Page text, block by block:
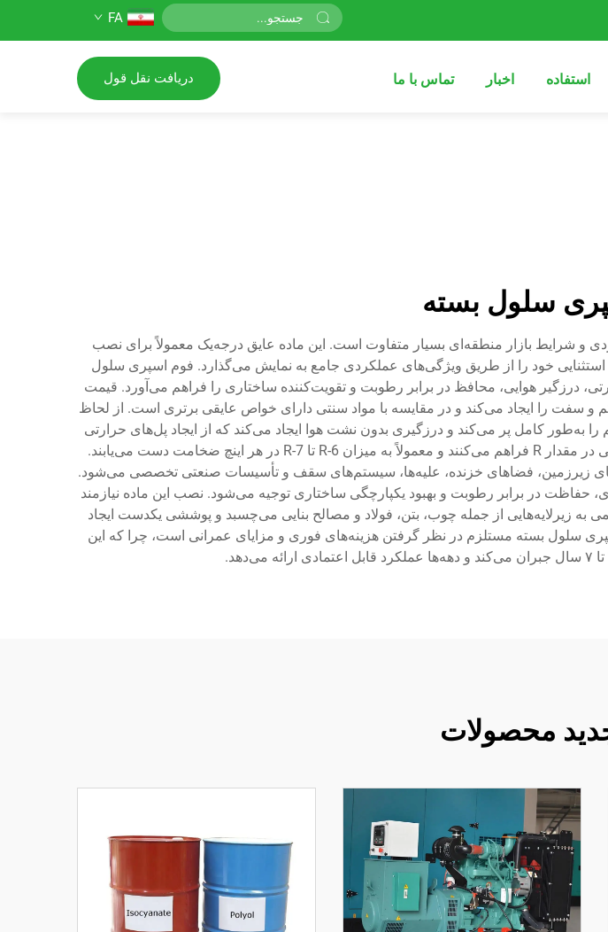
FA
استفاده اخبار تماس با ما دریافت نقل قول
سلول بسته
بازار منطقه‌ای بسیار متفاوت است. این ماده عایق درجه‌یک معمولاً برای نصب
می‌شود و ارزش استثنایی خود را از طریق ویژگی‌های عملکردی جامع به نمایش می‌گذارد. فوم اسپری سلول
درزگیر هوایی، محافظ در برابر رطوبت و تقویت‌کننده ساختاری را فراهم می‌آورد. قیمت
را ایجاد می‌کند و در مقایسه با مواد سنتی دارای خواص عایقی برتری است. از لحاظ
کامل پر می‌کند و درزگیری بدون نشت هوا ایجاد می‌کند که از ایجاد پل‌های حرارتی
جلوگیری می‌کند. ساختار سلولی بسته شامل گازهای محبوس‌شده است که عملکرد عالی در مقدار R فراهم می‌کنند و معمولاً به میزان R-6 تا R-7 در هر اینچ ضخامت دست می‌یابند.
زیرزمین، فضاهای خزنده، علیه‌ها، سیستم‌های سقف و تأسیسات صنعتی تخصصی می‌شود.
در برابر رطوبت و بهبود یکپارچگی ساختاری توجیه می‌شود. نصب این ماده نیازمند
زیرلایه‌هایی از جمله چوب، بتن، فولاد و مصالح بنایی می‌چسبد و پوششی یکدست ایجاد
سلول بسته مستلزم در نظر گرفتن هزینه‌های فوری و مزایای عمرانی است، چرا که این
محصولات